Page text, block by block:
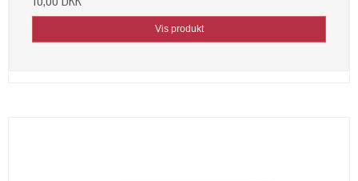
Vis produkt